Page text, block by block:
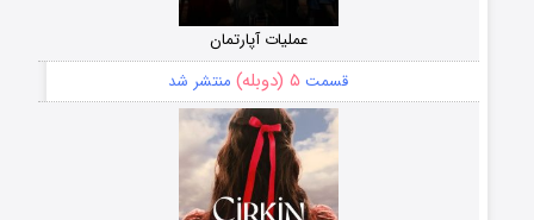
عملیات آپارتمان
قسمت ۵ (دوبله) منتشر شد